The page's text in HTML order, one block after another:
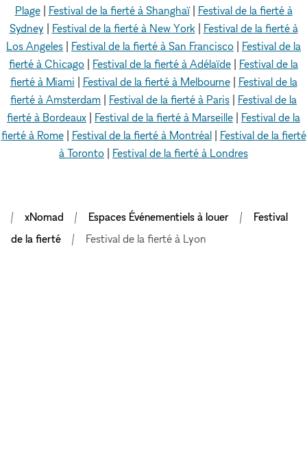
Plage| Festival de la fierté à Shanghaï| Festival de la fierté à
Sydney | Festival de la fierté à New York| Festival de la fierté à
Los Angeles | Festival de la fierté à San Francisco | Festival de la
fierté à Chicago | Festival de la fierté à Adélaïde | Festival de la
fierté à Miami | Festival de la fierté à Melbourne| Festival de la
fierté à Amsterdam | Festival de la fierté à Paris | Festival de la
fierté à Bordeaux | Festival de la fierté à Marseille | Festival de la
fierté à Rome| Festival de la fierté à Montréal| Festival de la fierté
à Toronto | Festival de la fierté à Londres
xNomad Espaces Événementiels à louer
Festival
de la fierté
Festival de la fierté à Lyon